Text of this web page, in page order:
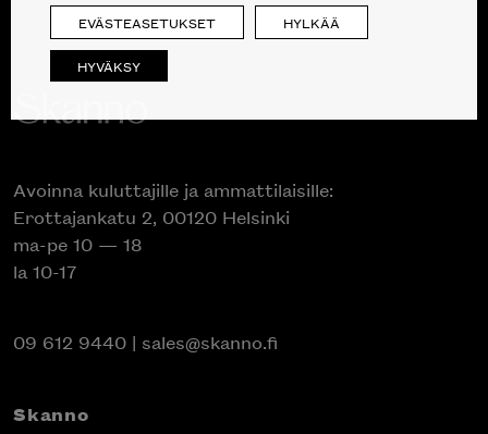
Avoinna kuluttajille ja ammattilaisille:
Erottajankatu 2, 00120 Helsinki
ma-pe 10 — 18
la 10-17
09 612 9440 | sales@skanno.fi
Skanno
EVÄSTEASETUKSET HYLKÄÄ
HYVÄKSY